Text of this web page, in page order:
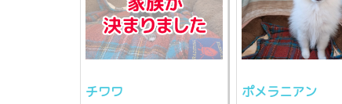
チワワ ポメラニアン